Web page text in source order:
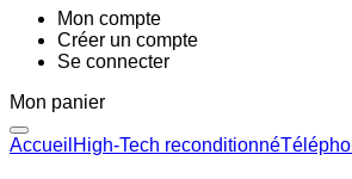
Mon compte
Créer un compte
Se connecter
Mon panier
Accueil High-Tech reconditionné